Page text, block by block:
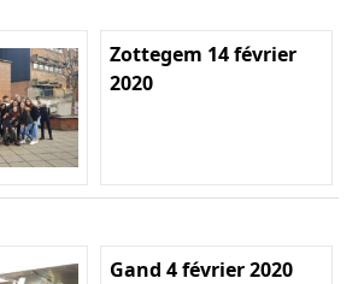
Zottegem 14 février
2020
Gand 4 février 2020